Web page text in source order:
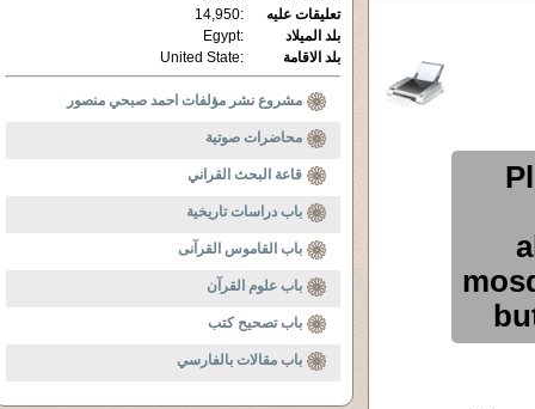
تعليقات عليه
:
14,950
بلد الميلاد
:
Egypt
بلد الاقامة
:
United State
مشروع نشر مؤلفات احمد صبحي منصور
محاضرات صوتية
قاعة البحث القراني
باب دراسات تاريخية
باب القاموس القرآنى
باب علوم القرآن
باب تصحيح كتب
باب مقالات بالفارسي